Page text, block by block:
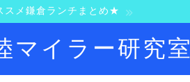
メ鎌倉ランチまとめ★
マイラー研究室